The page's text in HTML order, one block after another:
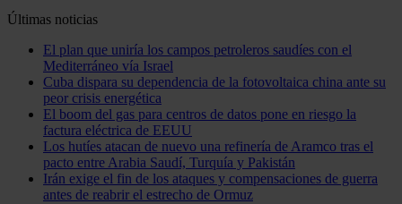
Últimas noticias
El plan que uniría los campos petroleros saudíes con el
Mediterráneo vía Israel
Cuba dispara su dependencia de la fotovoltaica china ante su
peor crisis energética
El boom del gas para centros de datos pone en riesgo la
factura eléctrica de EEUU
Los hutíes atacan de nuevo una refinería de Aramco tras el
pacto entre Arabia Saudí, Turquía y Pakistán
Irán exige el fin de los ataques y compensaciones de guerra
antes de reabrir el estrecho de Ormuz